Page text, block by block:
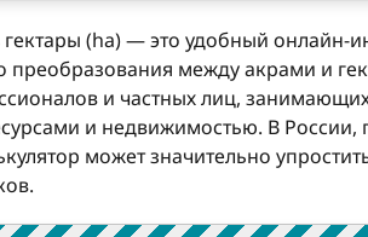
(ha) — это удобный онлайн-
между акрами и
и частных лиц,
и недвижимостью. В России,
может значительно